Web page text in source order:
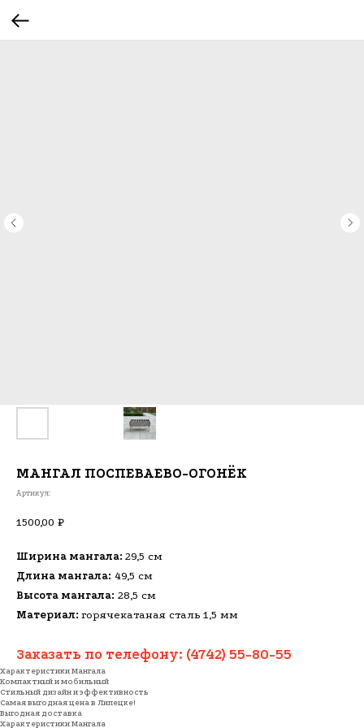
МАНГАЛ ПОСПЕВАЕВО-ОГОНЁК
Артикул:
1500,00 ₽
Ширина мангала: 29,5 см
Длина мангала: 49,5 см
Высота мангала: 28,5 см
Материал: горячекатаная сталь 1,5 мм
Заказать по телефону: (4742) 55-80-55
Характеристики Мангала
Компактный и мобильный
Стильный дизайн и эффективность
Самая выгодная цена в Липецке!
Выгодная доставка
Характеристики Мангала